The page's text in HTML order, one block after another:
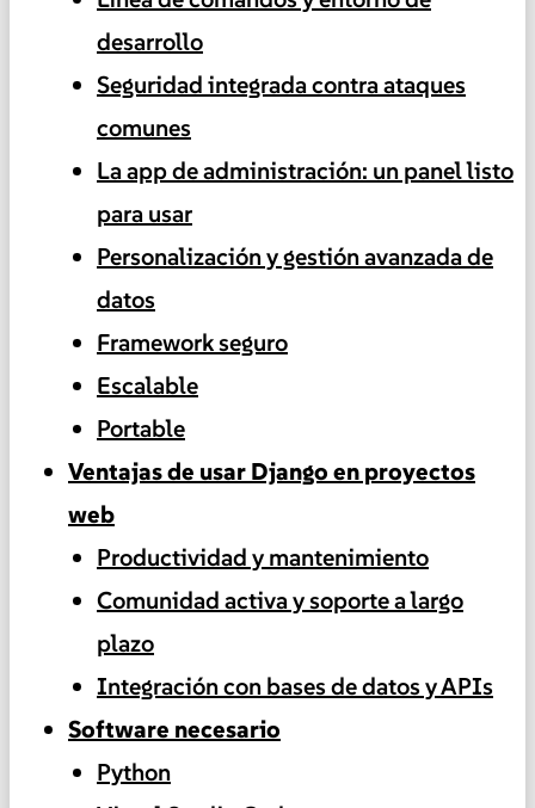
desarrollo
Seguridad integrada contra ataques
comunes
La app de administración: un panel listo
para usar
Personalización y gestión avanzada de
datos
Framework seguro
Escalable
Portable
Ventajas de usar Django en proyectos
web
Productividad y mantenimiento
Comunidad activa y soporte a largo
plazo
Integración con bases de datos y APIs
Software necesario
Python